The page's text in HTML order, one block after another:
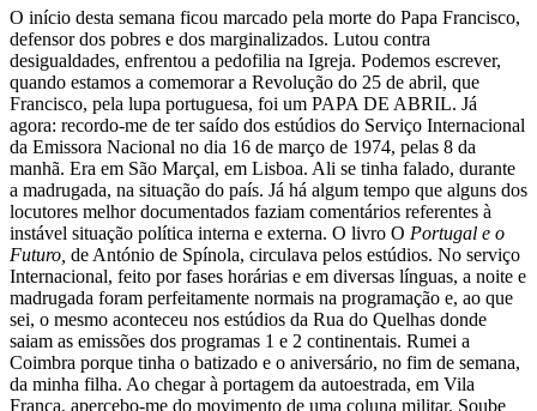
O início desta semana ficou marcado pela morte do Papa Francisco,
defensor dos pobres e dos marginalizados. Lutou contra
desigualdades, enfrentou a pedofilia na Igreja. Podemos escrever,
quando estamos a comemorar a Revolução do 25 de abril, que
Francisco, pela lupa portuguesa, foi um PAPA DE ABRIL. Já
agora: recordo-me de ter saído dos estúdios do Serviço Internacional
da Emissora Nacional no dia 16 de março de 1974, pelas 8 da
manhã. Era em São Marçal, em Lisboa. Ali se tinha falado, durante
a madrugada, na situação do país. Já há algum tempo que alguns dos
locutores melhor documentados faziam comentários referentes à
instável situação política interna e externa. O livro O Portugal e o
Futuro, de António de Spínola, circulava pelos estúdios. No serviço
Internacional, feito por fases horárias e em diversas línguas, a noite e
madrugada foram perfeitamente normais na programação e, ao que
sei, o mesmo aconteceu nos estúdios da Rua do Quelhas donde
saiam as emissões dos programas 1 e 2 continentais. Rumei a
Coimbra porque tinha o batizado e o aniversário, no fim de semana,
da minha filha. Ao chegar à portagem da autoestrada, em Vila
Franca, apercebo-me do movimento de uma coluna militar. Soube